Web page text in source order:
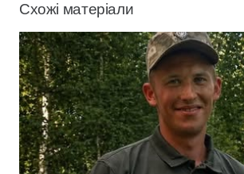
Схожі матеріали